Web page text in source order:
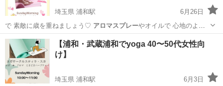
埼玉県 浦和駅
6月26日
で 素敵に歳を重ねましょう♡ アロマスプレーやオイルで 心地のよい
呼吸を感じ …
埼玉 さいたま市 浦和駅 ヨガ
【浦和・武蔵浦和でyoga 40〜50代女性向
け】
埼玉県 浦和駅
6月3日